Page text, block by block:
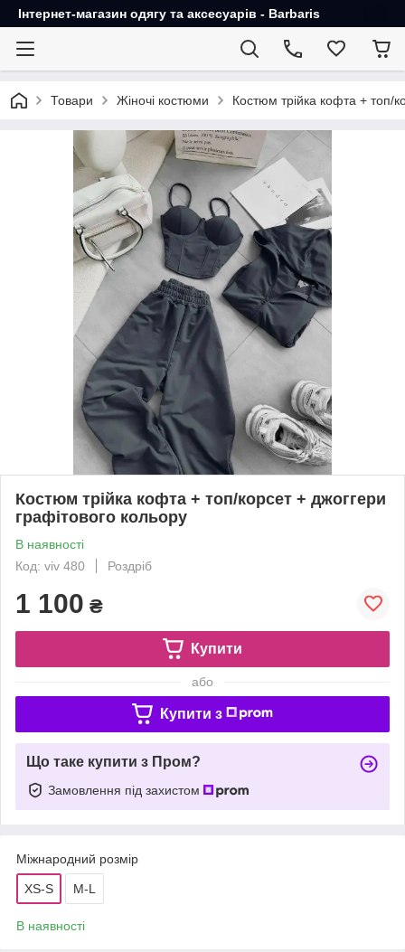
Інтернет-магазин одягу та аксесуарів - Barbaris
Товари Жіночі костюми Костюм трійка кофта + топ/
Костюм трійка кофта + топ/корсет + джоггери
графітового кольору
В наявності
Код: viv 480
Роздріб
1 100 ₴
Купити
або
Купити з
Що таке купити з Пром?
Замовлення під захистом
Міжнародний розмір
XS-S M-L
В наявності